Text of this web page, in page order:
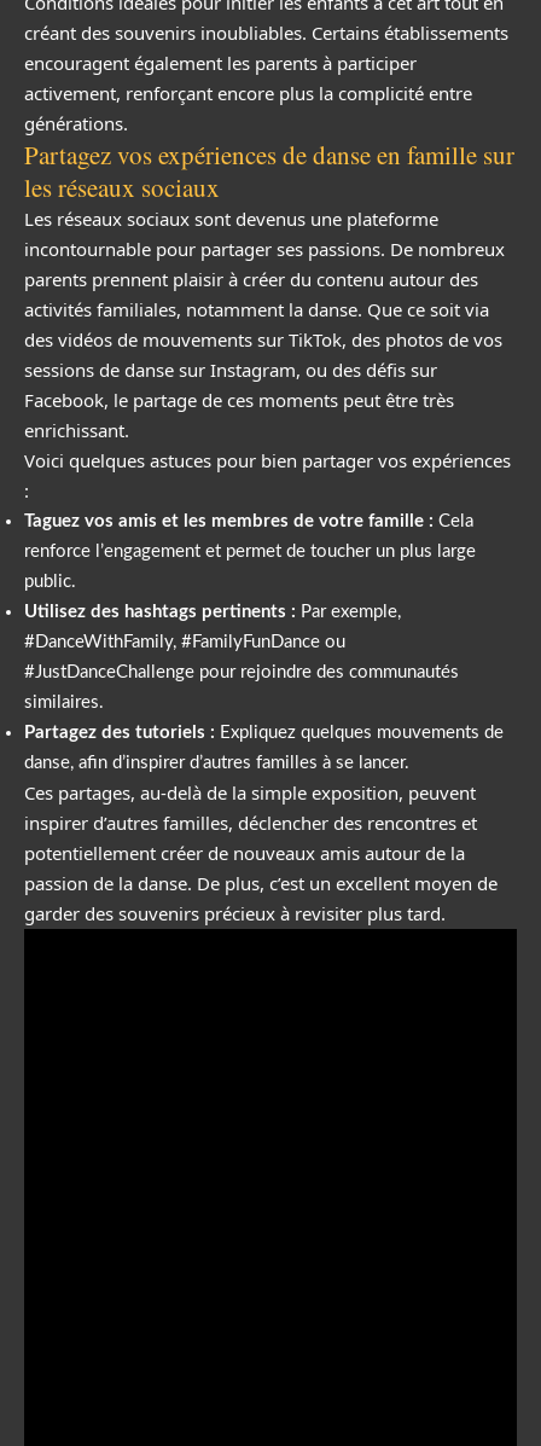
créant des souvenirs inoubliables. Certains établissements
encouragent également les parents à participer
activement, renforçant encore plus la complicité entre
générations.
Partagez vos expériences de danse en famille sur
les réseaux sociaux
Les réseaux sociaux sont devenus une plateforme
incontournable pour partager ses passions. De nombreux
parents prennent plaisir à créer du contenu autour des
activités familiales, notamment la danse. Que ce soit via
des vidéos de mouvements sur TikTok, des photos de vos
sessions de danse sur Instagram, ou des défis sur
Facebook, le partage de ces moments peut être très
enrichissant.
Voici quelques astuces pour bien partager vos expériences
:
Taguez vos amis et les membres de votre famille : Cela
renforce l’engagement et permet de toucher un plus large
public.
Utilisez des hashtags pertinents : Par exemple,
#DanceWithFamily, #FamilyFunDance ou
#JustDanceChallenge pour rejoindre des communautés
similaires.
Partagez des tutoriels : Expliquez quelques mouvements de
danse, afin d’inspirer d’autres familles à se lancer.
Ces partages, au-delà de la simple exposition, peuvent
inspirer d’autres familles, déclencher des rencontres et
potentiellement créer de nouveaux amis autour de la
passion de la danse. De plus, c’est un excellent moyen de
garder des souvenirs précieux à revisiter plus tard.